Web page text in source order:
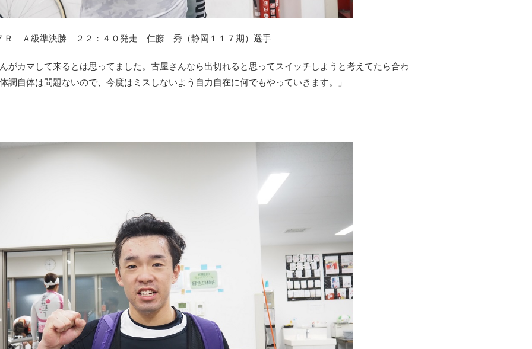
Ｒ Ａ級準決勝 ２２：４０発走 仁藤 秀（静岡１１７期）選手
がカマして来るとは思ってました。古屋さんなら出切れると思ってスイッチしようと考えてたら合わ
自体は問題ないので、今度はミスしないよう自力自在に何でもやっていきます。」